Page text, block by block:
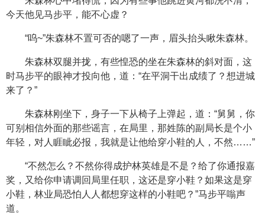
今天他见马步平，能不心虚？
“呜~”朱森林不置可否的嗯了一声，眉头抬头瞅朱森林。
朱森林双腿并拢，有些惶恐的坐在朱森林的斜对面，这
时马步平的眼神才投向他，道：“在平洞干出成绩了？想进城
来了？”
朱森林刚坐下，身子一下从椅子上弹起，道：“舅舅，你
可别相信外面的那些谣言，在局里，那姓陈的副局长是个小
年轻，对人睚眦必报，我就是让他给穿小鞋的人，不然……”
“不然怎么？不然你得成护林英雄是不是？给了你通报嘉
奖，又给你申请调回局里任职，这还是穿小鞋？如果这是穿
小鞋，林业局恐怕人人都想穿这样的小鞋吧？”马步平嗡声
道。